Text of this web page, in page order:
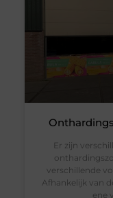
Er zijn
verschillende
Afhankelijk van
ene